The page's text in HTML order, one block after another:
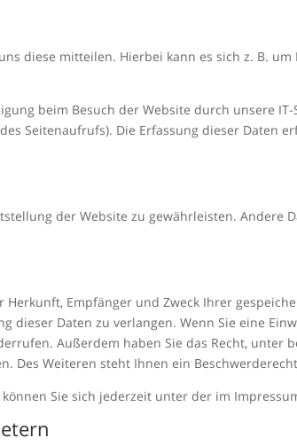
diese mitteilen. Hierbei kann es sich z. B.
beim Besuch der Website durch unsere
Seitenaufrufs). Die Erfassung dieser Daten
der Website zu gewährleisten. Andere
Empfänger und Zweck Ihrer
dieser Daten zu verlangen. Wenn Sie eine
Außerdem haben Sie das Recht, unter
Des Weiteren steht Ihnen ein
Sie sich jederzeit unter der im